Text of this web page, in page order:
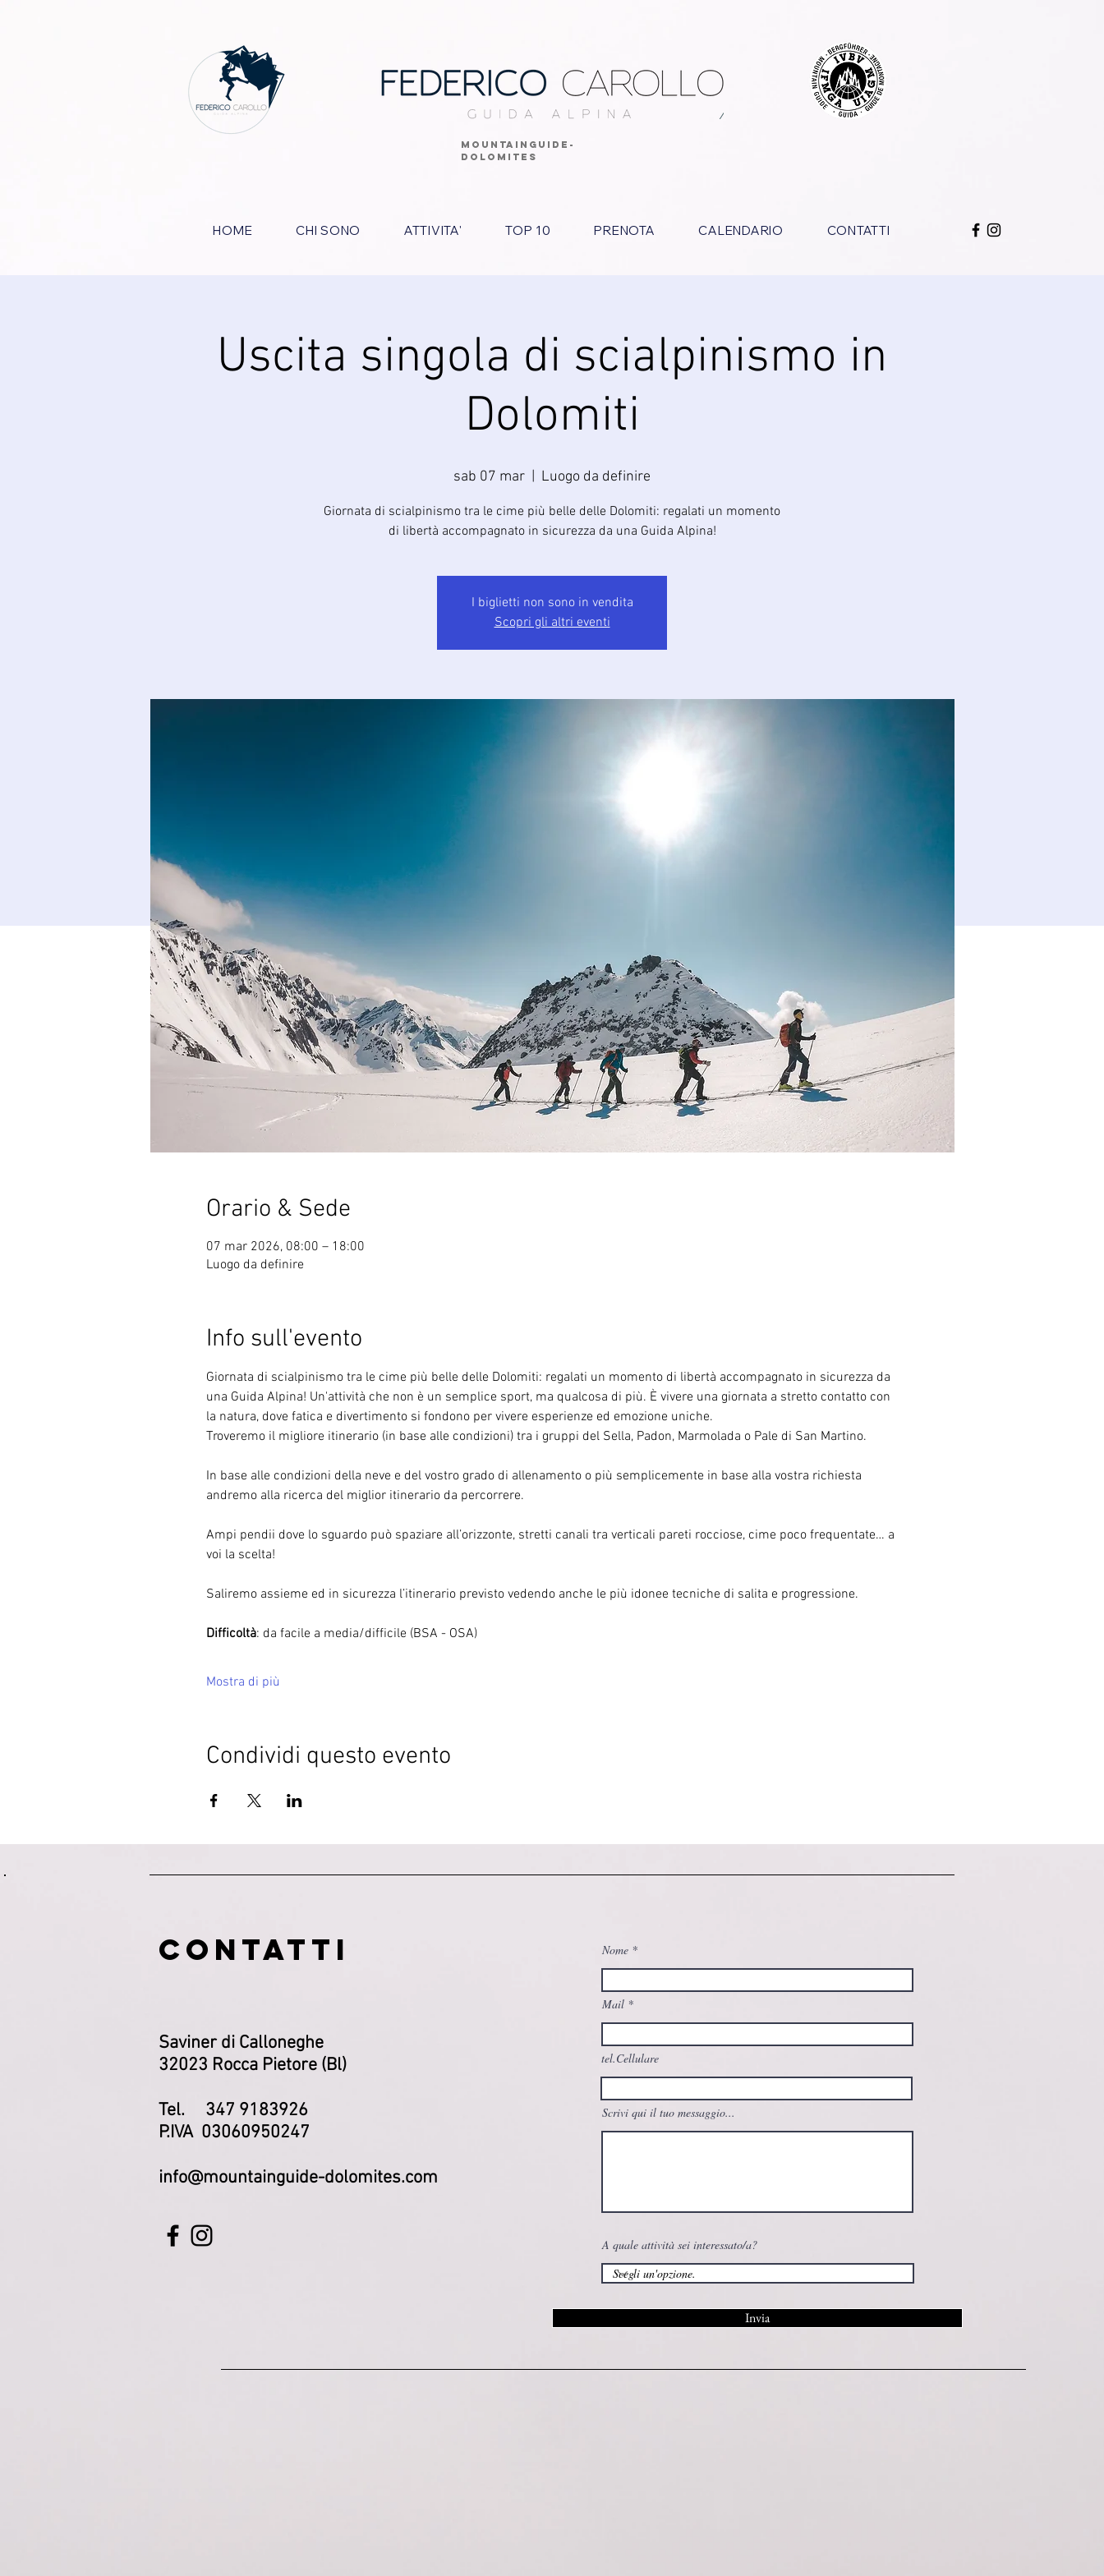
MOUNTAINGUIDE-
DOLOMITES
HOME CHI SONO ATTIVITA' TOP 10 PRENOTA CALENDARIO CONTATTI
Uscita singola di scialpinismo in
Dolomiti
sab 07 mar Luogo da definire
Giornata di scialpinismo tra le cime più belle delle Dolomiti: regalati un momento
di libertà accompagnato in sicurezza da una Guida Alpina!
I biglietti non sono in vendita
Scopri gli altri eventi
Orario & Sede
07 mar 2026, 08:00 – 18:00
Luogo da definire
Info sull'evento
Giornata di scialpinismo tra le cime più belle delle Dolomiti: regalati un momento di libertà accompagnato in sicurezza da
una Guida Alpina! Un'attività che non è un semplice sport, ma qualcosa di più. È vivere una giornata a stretto contatto con
la natura, dove fatica e divertimento si fondono per vivere esperienze ed emozione uniche.
Troveremo il migliore itinerario (in base alle condizioni) tra i gruppi del Sella, Padon, Marmolada o Pale di San Martino.
In base alle condizioni della neve e del vostro grado di allenamento o più semplicemente in base alla vostra richiesta
andremo alla ricerca del miglior itinerario da percorrere.
Ampi pendii dove lo sguardo può spaziare all’orizzonte, stretti canali tra verticali pareti rocciose, cime poco frequentate… a
voi la scelta!
Saliremo assieme ed in sicurezza l’itinerario previsto vedendo anche le più idonee tecniche di salita e progressione.
Difficoltà: da facile a media/difficile (BSA - OSA)
Mostra di più
Condividi questo evento
Saviner di Calloneghe
32023 Rocca Pietore (Bl)
Tel. 347 9183926
P.IVA 03060950247
info@mountainguide-dolomites.com
Nome
Mail
tel.Cellulare
Scrivi qui il tuo messaggio...
A quale attività sei interessato/a?
Invia
CONTATTI